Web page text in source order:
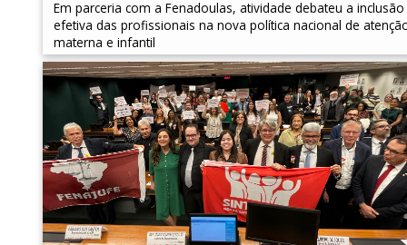
Em parceria com a Fenadoulas, atividade debateu a inclusão
efetiva das profissionais na nova política nacional de
materna e infantil